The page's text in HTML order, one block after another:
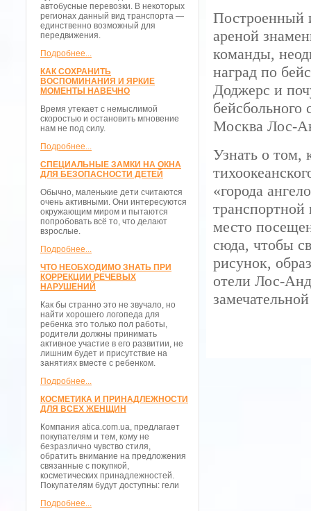
автобусные перевозки. В некоторых
регионах данный вид транспорта —
единственно возможный для
передвижения.
Подробнее...
КАК СОХРАНИТЬ
ВОСПОМИНАНИЯ И ЯРКИЕ
МОМЕНТЫ НАВЕЧНО
Время утекает с немыслимой
скоростью и остановить мгновение
нам не под силу.
Подробнее...
СПЕЦИАЛЬНЫЕ ЗАМКИ НА ОКНА
ДЛЯ БЕЗОПАСНОСТИ ДЕТЕЙ
Обычно, маленькие дети считаются
очень активными. Они интересуются
окружающим миром и пытаются
попробовать всё то, что делают
взрослые.
Подробнее...
ЧТО НЕОБХОДИМО ЗНАТЬ ПРИ
КОРРЕКЦИИ РЕЧЕВЫХ
НАРУШЕНИЙ
Как бы странно это не звучало, но
найти хорошего логопеда для
ребенка это только пол работы,
родители должны принимать
активное участие в его развитии, не
лишним будет и присутствие на
занятиях вместе с ребенком.
Подробнее...
КОСМЕТИКА И ПРИНАДЛЕЖНОСТИ
ДЛЯ ВСЕХ ЖЕНЩИН
Компания atica.com.ua, предлагает
покупателям и тем, кому не
безразлично чувство стиля,
обратить внимание на предложения
связанные с покупкой,
косметических принадлежностей.
Покупателям будут доступны: гели
Подробнее...
Построенный
ареной
команды,
наград по
Доджерс и
Москва Лос-
Узнать о том,
«города
место
сюда, чтобы
рисунок,
отели Лос-